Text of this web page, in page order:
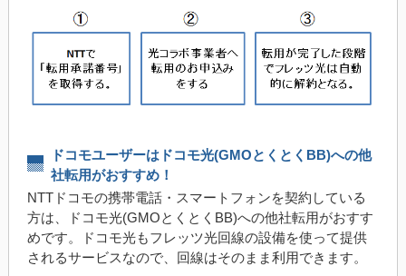
ドコモユーザーはドコモ光(GMOとくとくBB)への他
社転用がおすすめ！
NTTドコモの携帯電話・スマートフォンを契約している
方は、ドコモ光(GMOとくとくBB)への他社転用がおすす
めです。ドコモ光もフレッツ光回線の設備を使って提供
されるサービスなので、回線はそのまま利用できます。